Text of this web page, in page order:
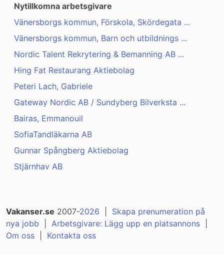
Nytillkomna arbetsgivare
Vänersborgs kommun, Förskola, Skördegata ...
Vänersborgs kommun, Barn och utbildnings ...
Nordic Talent Rekrytering & Bemanning AB ...
Hing Fat Restaurang Aktiebolag
Peteri Lach, Gabriele
Gateway Nordic AB / Sundyberg Bilverksta ...
Bairas, Emmanouil
SofiaTandläkarna AB
Gunnar Spångberg Aktiebolag
Stjärnhav AB
Vakanser.se 2007-2026
Skapa prenumeration på
nya jobb
Arbetsgivare: Lägg upp en platsannons
Om oss
Kontakta oss